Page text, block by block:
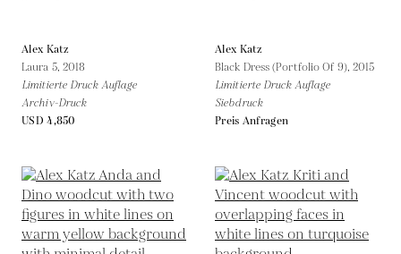
Alex Katz
Laura 5, 2018
Limitierte Druck Auflage
Archiv-Druck
USD 4,850
Alex Katz
Black Dress (Portfolio Of 9),2015
Limitierte Druck Auflage
Siebdruck
Preis Anfragen